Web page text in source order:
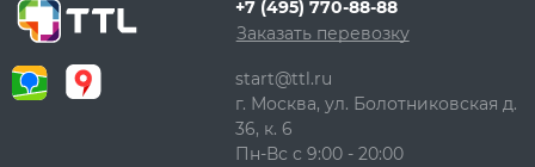
+7 (495) 770-88-88
Заказать перевозку
start@ttl.ru
г. Москва, ул. Болотниковская д.
36, к. 6
Пн-Вс с 9:00 - 20:00